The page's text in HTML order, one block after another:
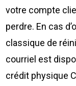
votre compte
perdre. En cas
classique de
courriel est
crédit physique